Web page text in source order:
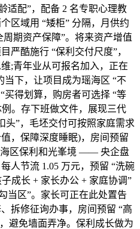
适配”，配备 2 名专职心理教
区域用 “矮柜” 分隔，月供约
周期资产保障”。将来资产增值
严酷施行 “保利交付尺度”，
;青年业从可报名加入，正在
当下，让项目成为瑶海区 “不
买得划算，购房者可选择 “等
。存下班做文件，展现三代
头”，毛坯交付可按照家庭需求
，保障深度睡眠)，房间预留
海区保利和光峯境 —— 央企盘
人节流 1.05 万元，预留 “洗碗
成长 + 家长办公 + 家庭协调”
当区”。家长可正在此处置告
拆修征询办事，房间预留 “高
避免墙面弄净。保利成长做为